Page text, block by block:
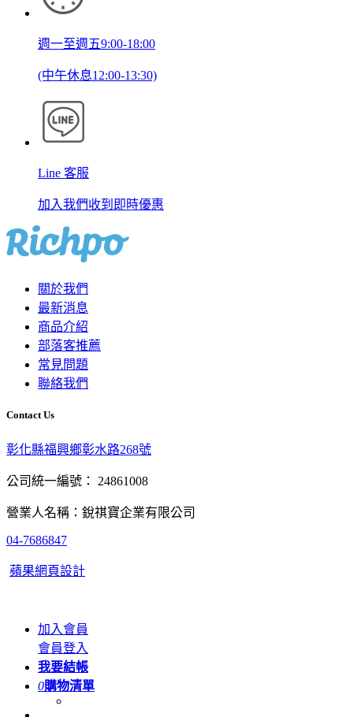
週一至週五9:00-18:00
(中午休息12:00-13:30)
Line 客服
加入我們收到即時優惠
關於我們
最新消息
商品介紹
部落客推薦
常見問題
聯絡我們
Contact Us
彰化縣福興鄉彰水路268號
公司統一編號： 24861008
營業人名稱：銳祺寶企業有限公司
04-7686847
蘋果網頁設計
加入會員
會員登入
我要結帳
0購物清單